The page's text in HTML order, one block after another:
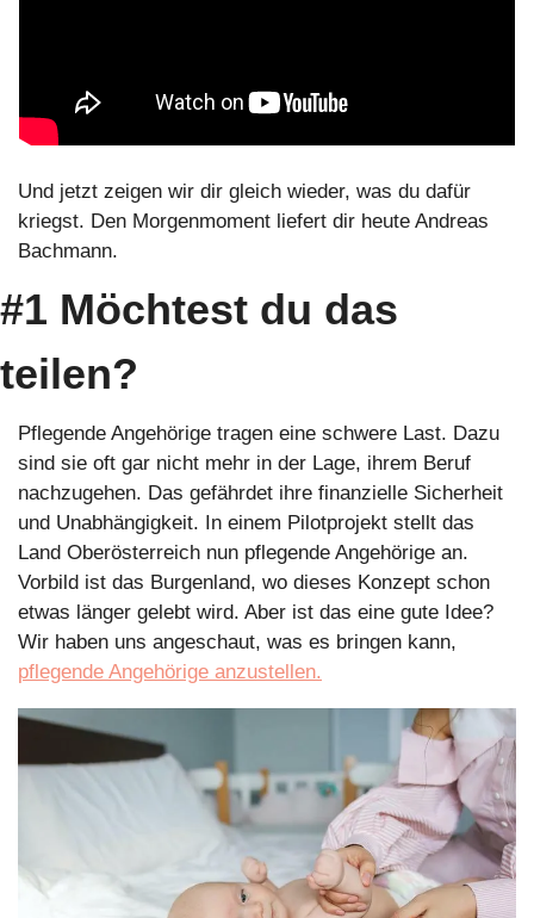
Und jetzt zeigen wir dir gleich wieder, was du dafür
kriegst. Den Morgenmoment liefert dir heute Andreas
Bachmann.
#1 Möchtest du das
teilen?
Pflegende Angehörige tragen eine schwere Last. Dazu
sind sie oft gar nicht mehr in der Lage, ihrem Beruf
nachzugehen. Das gefährdet ihre finanzielle Sicherheit
und Unabhängigkeit. In einem Pilotprojekt stellt das
Land Oberösterreich nun pflegende Angehörige an.
Vorbild ist das Burgenland, wo dieses Konzept schon
etwas länger gelebt wird. Aber ist das eine gute Idee?
pflegende Angehörige anzustellen.